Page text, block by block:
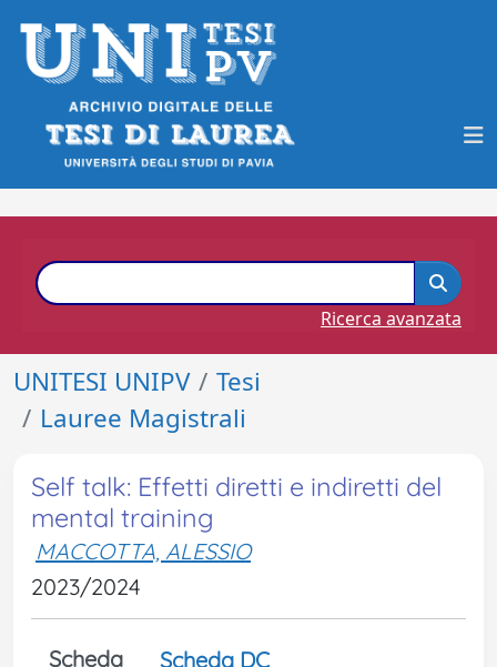
Ricerca avanzata
UNITESI UNIPV
Tesi
Lauree Magistrali
Self talk: Effetti diretti e indiretti del
mental training
MACCOTTA, ALESSIO
2023/2024
Scheda Scheda DC